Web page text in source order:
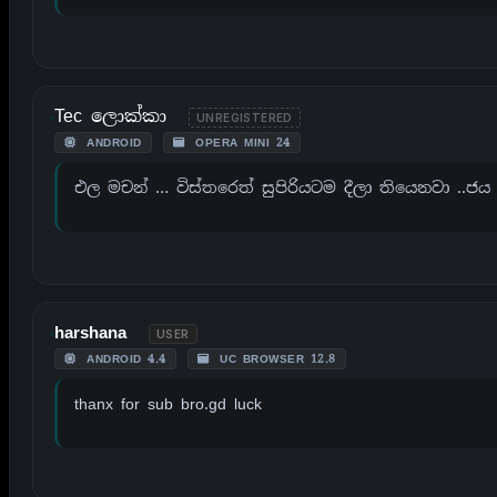
Tec ලොක්කා UNREGISTERED
ANDROID OPERA MINI 24
එල මචන් … විස්තරෙත් සුපිරියටම දීලා තියෙනවා ..ජය
harshana USER
ANDROID 4.4 UC BROWSER 12.8
thanx for sub bro.gd luck